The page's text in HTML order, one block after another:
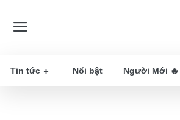
Tin tức Nổi bật Người Mới 🔥